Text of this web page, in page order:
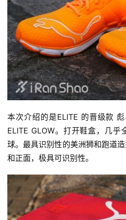
本次介绍的是ELITE 的晋级款
ELITE GLOW。打开鞋盒，几乎
球。最具识别性的美洲狮和跑道
和正面，极具可识别性。